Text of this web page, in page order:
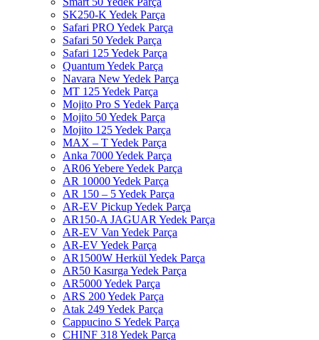
SK250-K Yedek Parça
Safari PRO Yedek Parça
Safari 50 Yedek Parça
Safari 125 Yedek Parça
Quantum Yedek Parça
Navara New Yedek Parça
MT 125 Yedek Parça
Mojito Pro S Yedek Parça
Mojito 50 Yedek Parça
Mojito 125 Yedek Parça
MAX – T Yedek Parça
Anka 7000 Yedek Parça
AR06 Yebere Yedek Parça
AR 10000 Yedek Parça
AR 150 – 5 Yedek Parça
AR-EV Pickup Yedek Parça
AR150-A JAGUAR Yedek Parça
AR-EV Van Yedek Parça
AR-EV Yedek Parça
AR1500W Herkül Yedek Parça
AR50 Kasırga Yedek Parça
AR5000 Yedek Parça
ARS 200 Yedek Parça
Atak 249 Yedek Parça
Cappucino S Yedek Parça
CHINF 318 Yedek Parça